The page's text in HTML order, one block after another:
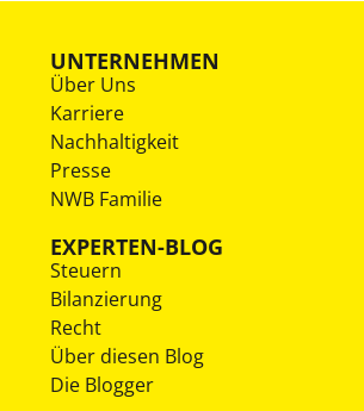
UNTERNEHMEN
Über Uns
Karriere
Nachhaltigkeit
Presse
NWB Familie
EXPERTEN-BLOG
Steuern
Bilanzierung
Recht
Über diesen Blog
Die Blogger